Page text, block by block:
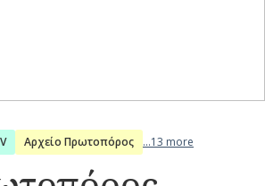
Αρχείο Πρωτοπόρος ...13 more